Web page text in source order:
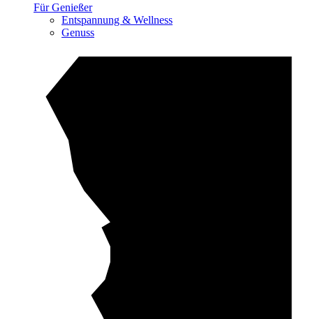
Für Genießer
Entspannung & Wellness
Genuss